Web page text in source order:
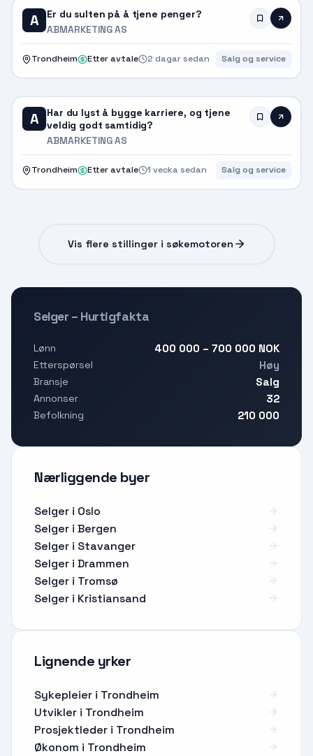
A Er du sulten på å tjene penger?
ABMARKETING AS
Trondheim Etter avtale 2 dagar sedan Salg og service
A
Har du lyst å bygge karriere, og tjene
veldig godt samtidig?
ABMARKETING AS
Trondheim Etter avtale 1 vecka sedan Salg og service
Vis flere stillinger i søkemotoren
Selger – Hurtigfakta
Lønn 400 000 – 700 000 NOK
Etterspørsel Høy
Bransje Salg
Annonser 32
Befolkning 210 000
Nærliggende byer
Selger i Oslo
Selger i Bergen
Selger i Stavanger
Selger i Drammen
Selger i Tromsø
Selger i Kristiansand
Lignende yrker
Sykepleier i Trondheim
Utvikler i Trondheim
Prosjektleder i Trondheim
Økonom i Trondheim